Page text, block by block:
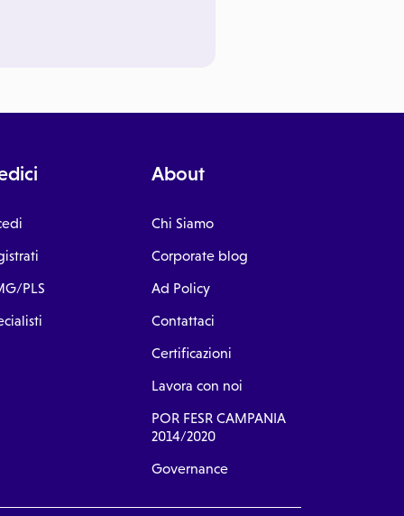
PLS
About
Chi Siamo
Corporate blog
Ad Policy
Contattaci
Certificazioni
Lavora con noi
POR FESR CAMPANIA
2014/2020
Governance